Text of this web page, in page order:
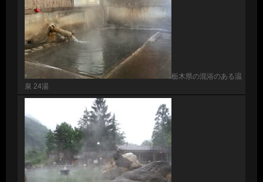
栃木県の混浴のある温
泉 24湯